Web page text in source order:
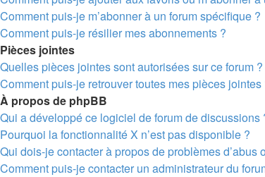
Comment puis-je m’abonner à un forum spécifique ?
Comment puis-je résilier mes abonnements ?
Pièces jointes
Quelles pièces jointes sont autorisées sur ce forum ?
Comment puis-je retrouver toutes mes pièces jointes
À propos de phpBB
Qui a développé ce logiciel de forum de discussions
Pourquoi la fonctionnalité X n’est pas disponible ?
Qui dois-je contacter à propos de problèmes d’abus
Comment puis-je contacter un administrateur du